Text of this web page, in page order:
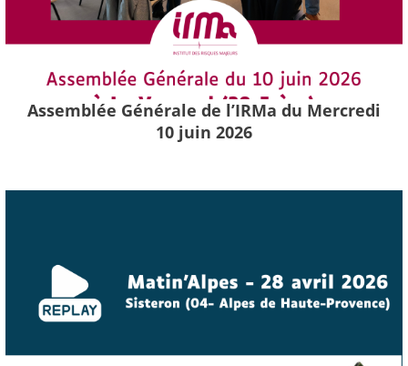
Assemblée Générale de l’IRMa du Mercredi
10 juin 2026